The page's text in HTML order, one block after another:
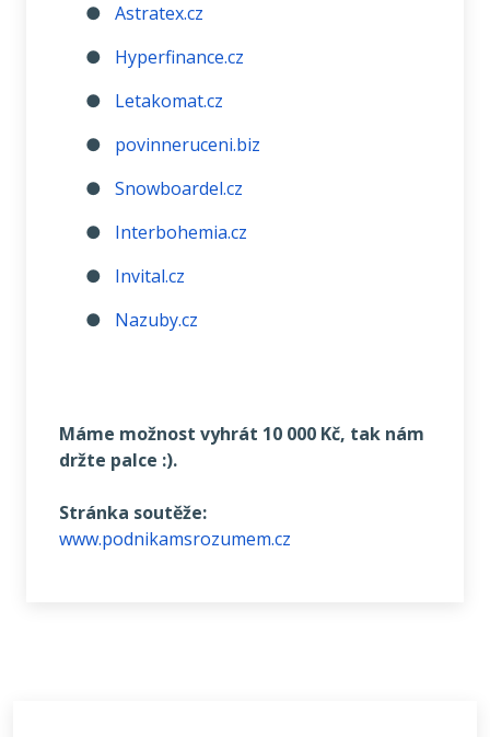
● Astratex.cz
●
Hyperfinance.cz
●
Letakomat.cz
●
povinneruceni.biz
● Snowboardel.cz
●
Interbohemia.cz
●
Invital.cz
●
Nazuby.cz
Máme možnost vyhrát 10 000 Kč, tak nám
držte palce :).
Stránka soutěže:
www.podnikamsrozumem.cz